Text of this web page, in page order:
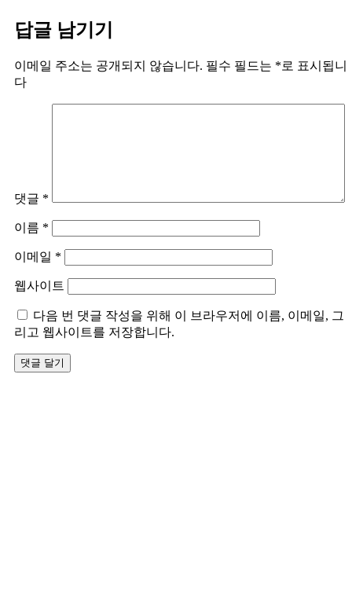
답글 남기기
이메일 주소는 공개되지 않습니다. 필수 필드는 *로 표시됩니
다
댓글 *
이름 *
이메일 *
웹사이트
다음 번 댓글 작성을 위해 이 브라우저에 이름, 이메일, 그
리고 웹사이트를 저장합니다.